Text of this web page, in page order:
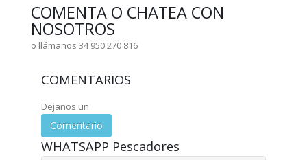
COMENTA O CHATEA CON
NOSOTROS
o llámanos 34 950 270 816
COMENTARIOS
Dejanos un
Comentario
WHATSAPP Pescadores